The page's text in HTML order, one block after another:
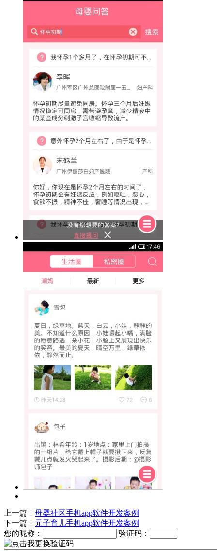
上一篇： 母婴社区手机app软件开发案例
下一篇： 元子育儿手机app软件开发案例
您的昵称：
验证码：